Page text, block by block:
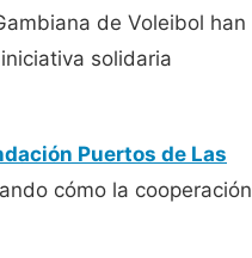
de Voleibol han
solidaria
Puertos de Las
cómo la cooperación